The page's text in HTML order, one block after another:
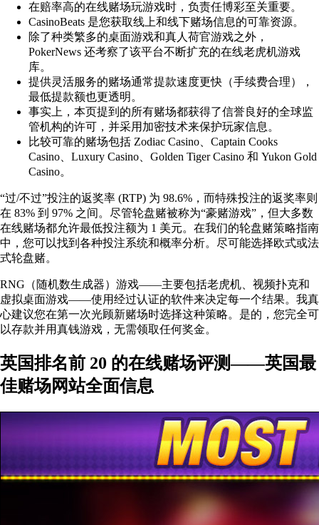
在赔率高的在线赌场玩游戏时，负责任博彩至关重要。
CasinoBeats 是您获取线上和线下赌场信息的可靠资源。
除了种类繁多的桌面游戏和真人荷官游戏之外，
PokerNews 还考察了该平台不断扩充的在线老虎机游戏
库。
提供灵活服务的赌场通常提款速度更快（手续费合理），
最低提款额也更透明。
事实上，本页提到的所有赌场都获得了信誉良好的全球监
管机构的许可，并采用加密技术来保护玩家信息。
比较可靠的赌场包括 Zodiac Casino、Captain Cooks
Casino、Luxury Casino、Golden Tiger Casino 和 Yukon Gold
Casino。
“过/不过”投注的返奖率 (RTP) 为 98.6%，而特殊投注的返奖率则
在 83% 到 97% 之间。尽管轮盘赌被称为“豪赌游戏”，但大多数
在线赌场都允许最低投注额为 1 美元。在我们的轮盘赌策略指南
中，您可以找到各种投注系统和概率分析。尽可能选择欧式或法
式轮盘赌。
RNG（随机数生成器）游戏——主要包括老虎机、视频扑克和
虚拟桌面游戏——使用经过认证的软件来决定每一个结果。我真
心建议您在第一次光顾新赌场时选择这种策略。是的，您完全可
以存款并用真钱游戏，无需领取任何奖金。
英国排名前 20 的在线赌场评测——英国最
佳赌场网站全面信息